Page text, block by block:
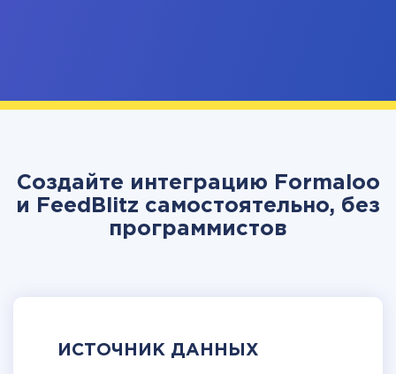
Создайте интеграцию Formaloo
и FeedBlitz самостоятельно, без
программистов
ИСТОЧНИК ДАННЫХ